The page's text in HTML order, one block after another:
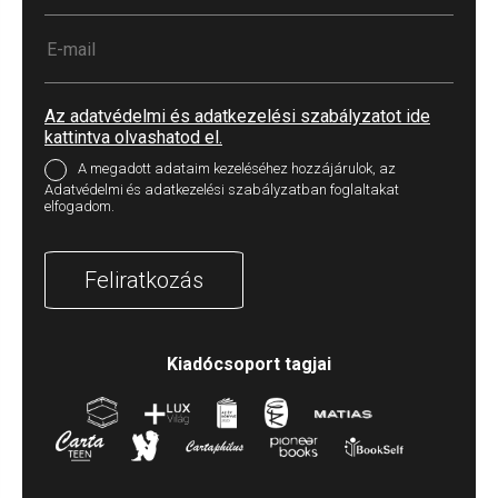
Az adatvédelmi és adatkezelési szabályzatot ide
kattintva olvashatod el.
A megadott adataim kezeléséhez hozzájárulok, az
Adatvédelmi és adatkezelési szabályzatban foglaltakat
elfogadom.
Feliratkozás
Kiadócsoport tagjai